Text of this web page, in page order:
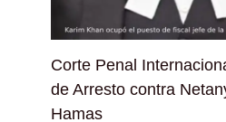
Corte Penal
de Arresto contra
Hamas